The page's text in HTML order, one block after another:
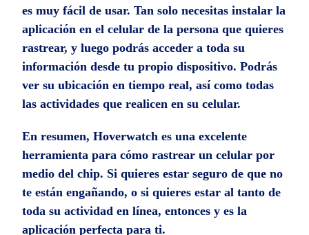
es muy fácil de usar. Tan solo necesitas instalar la
aplicación en el celular de la persona que quieres
rastrear, y luego podrás acceder a toda su
información desde tu propio dispositivo. Podrás
ver su ubicación en tiempo real, así como todas
las actividades que realicen en su celular.
En resumen, Hoverwatch es una excelente
herramienta para cómo rastrear un celular por
medio del chip. Si quieres estar seguro de que no
te están engañando, o si quieres estar al tanto de
toda su actividad en línea, entonces y es la
aplicación perfecta para ti.